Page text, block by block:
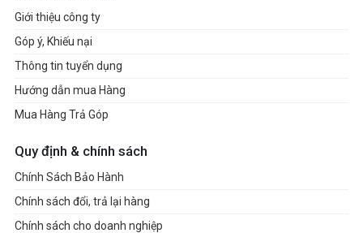
Giới thiệu công ty
Góp ý, Khiếu nại
Thông tin tuyển dụng
Hướng dẫn mua Hàng
Mua Hàng Trả Góp
Quy định & chính sách
Chính Sách Bảo Hành
Chính sách đổi, trả lại hàng
Chính sách cho doanh nghiệp